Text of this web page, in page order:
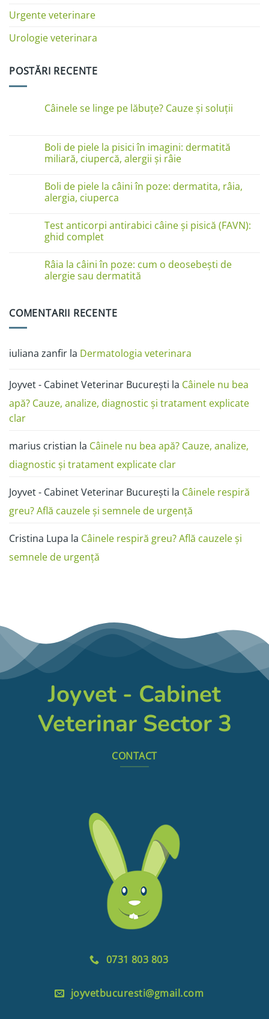
Urgente veterinare
Urologie veterinara
POSTĂRI RECENTE
Câinele se linge pe lăbuțe? Cauze și soluții
Câinele
se
linge
Cauze
și
soluții
Boli de piele la pisici în imagini: dermatită
miliară, ciupercă, alergii și râie
la
Boli
de
pisici
în
imagini:
ciupercă,
alergii
și
Boli de piele la câini în poze: dermatita, râia,
alergia, ciuperca
Boli
de
câini
în
poze:
ciuperca
Test anticorpi antirabici câine și pisică (FAVN):
ghid complet
la
Test
anticorpi
pisică
Râia la câini în poze: cum o deosebești de
alergie sau dermatită
Râia
cum
o
alergie
sau
COMENTARII RECENTE
iuliana zanfir la Dermatologia veterinara
Joyvet - Cabinet Veterinar București la Câinele nu bea
apă? Cauze, analize, diagnostic și tratament explicate
clar
marius cristian la Câinele nu bea apă? Cauze, analize,
diagnostic și tratament explicate clar
Joyvet - Cabinet Veterinar București la Câinele respiră
greu? Află cauzele și semnele de urgență
Cristina Lupa la Câinele respiră greu? Află cauzele și
semnele de urgență
Joyvet - Cabinet
Veterinar Sector 3
CONTACT
0731 803 803
joyvetbucuresti@gmail.com